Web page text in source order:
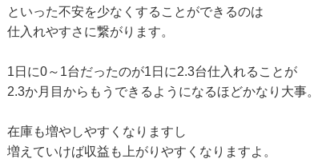
といった不安を少なくすることができるのは
仕入れやすさに繋がります。
1日に0～1台だったのが1日に2.3台仕入れることが
2.3か月目からもうできるようになるほどかなり大事。
在庫も増やしやすくなりますし
増えていけば収益も上がりやすくなりますよ。